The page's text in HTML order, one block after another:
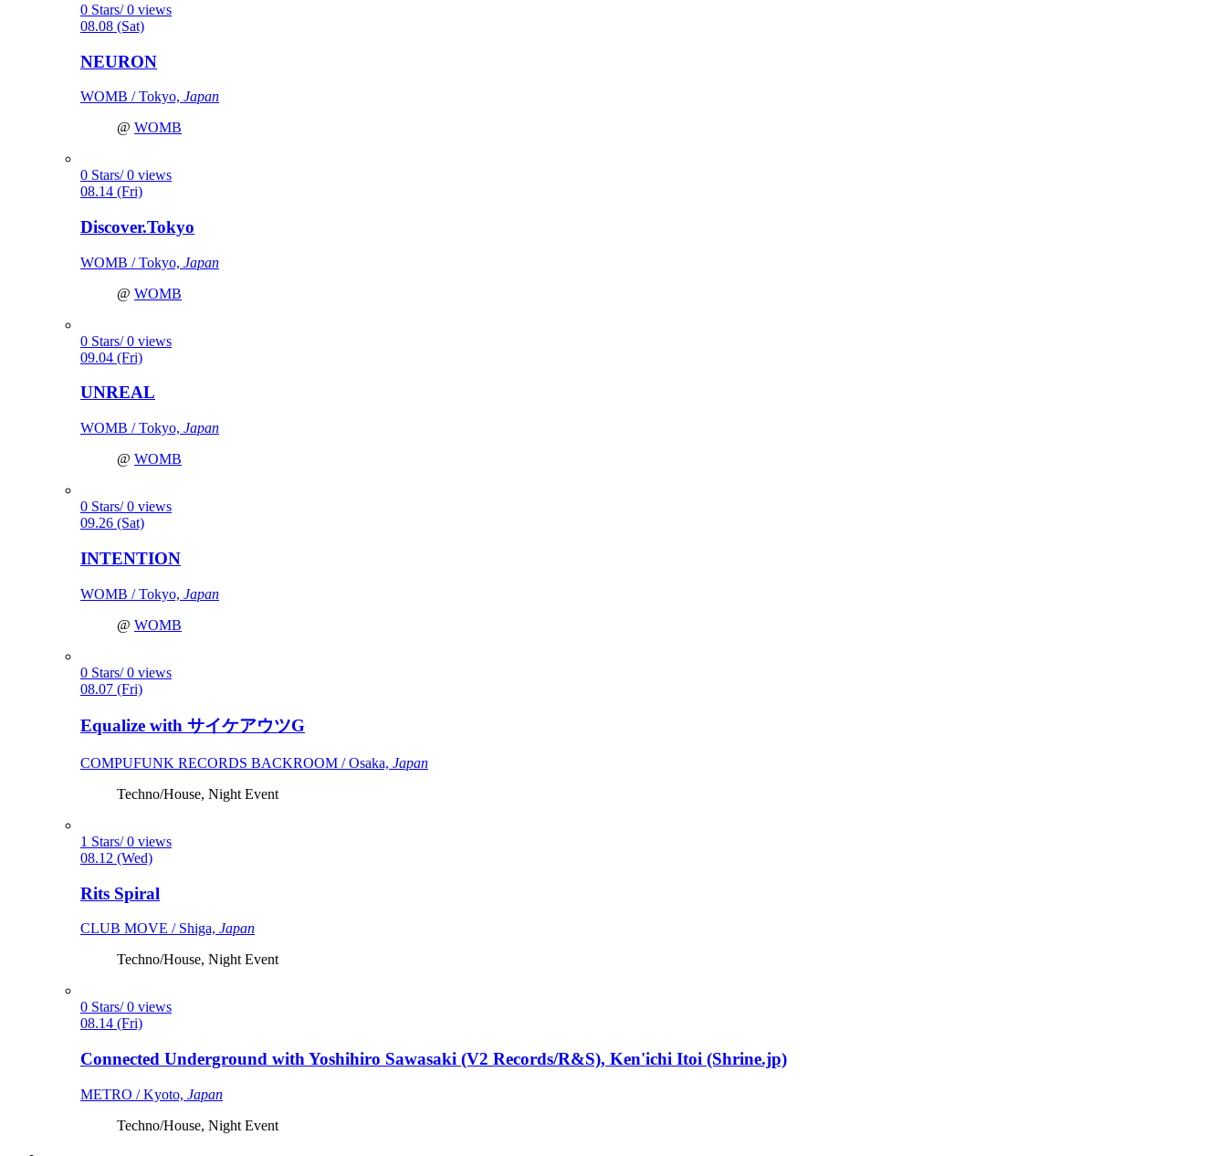
0 Stars/ 0 views
08.08 (Sat)
NEURON
WOMB / Tokyo, Japan
@ WOMB
0 Stars/ 0 views
08.14 (Fri)
Discover.Tokyo
WOMB / Tokyo, Japan
@ WOMB
0 Stars/ 0 views
09.04 (Fri)
UNREAL
WOMB / Tokyo, Japan
@ WOMB
0 Stars/ 0 views
09.26 (Sat)
INTENTION
WOMB / Tokyo, Japan
@ WOMB
0 Stars/ 0 views
08.07 (Fri)
Equalize with サイケアウツG
COMPUFUNK RECORDS BACKROOM / Osaka, Japan
Techno/House, Night Event
1 Stars/ 0 views
08.12 (Wed)
Rits Spiral
CLUB MOVE / Shiga, Japan
Techno/House, Night Event
0 Stars/ 0 views
08.14 (Fri)
Connected Underground with Yoshihiro Sawasaki (V2 Records/R&S), Ken'ichi Itoi (Shrine.jp)
METRO / Kyoto, Japan
Techno/House, Night Event